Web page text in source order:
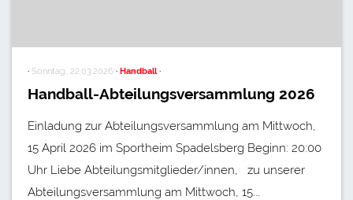
· Sonntag, 22.03.2026 · Handball ·
Handball-Abteilungsversammlung 2026
Einladung zur Abteilungsversammlung am Mittwoch,
15 April 2026 im Sportheim Spadelsberg Beginn: 20:00
Uhr Liebe Abteilungsmitglieder/innen, zu unserer
Abteilungsversammlung am Mittwoch, 15.…